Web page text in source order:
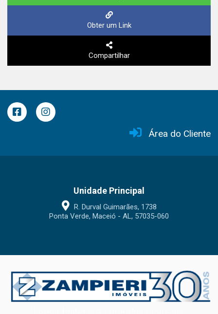
Obter um Link
Compartilhar
Área do Cliente
Unidade Principal
R. Durval Guimarães, 1738
Ponta Verde, Maceió - AL, 57035-060